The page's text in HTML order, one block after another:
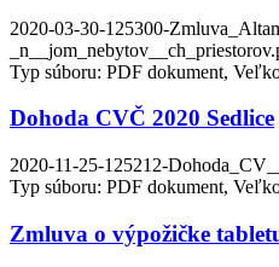
2020-03-30-125300-
Typ súboru: PDF dokument,
Dohoda CVČ 2020 Sedlice
2020-11-25-125212-
Typ súboru: PDF dokument,
Zmluva o výpožičke